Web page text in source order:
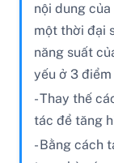
nội dung
một thời đại
năng suất
yếu ở 3 điểm
- Thay thế
tác để tăng
- Bằng cách